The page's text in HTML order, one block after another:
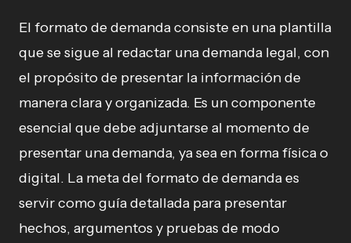
El formato de demanda consiste en una plantilla
que se sigue al redactar una demanda legal, con
el propósito de presentar la información de
manera clara y organizada. Es un componente
esencial que debe adjuntarse al momento de
presentar una demanda, ya sea en forma física o
digital. La meta del formato de demanda es
servir como guía detallada para presentar
hechos, argumentos y pruebas de modo